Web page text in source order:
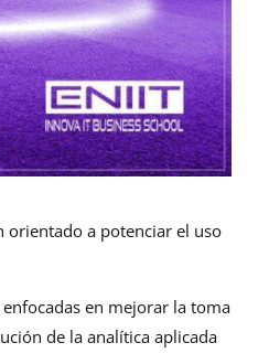
orientado a potenciar el uso
en mejorar la toma
de la analítica aplicada